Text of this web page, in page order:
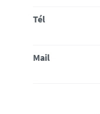
Tél
Mail